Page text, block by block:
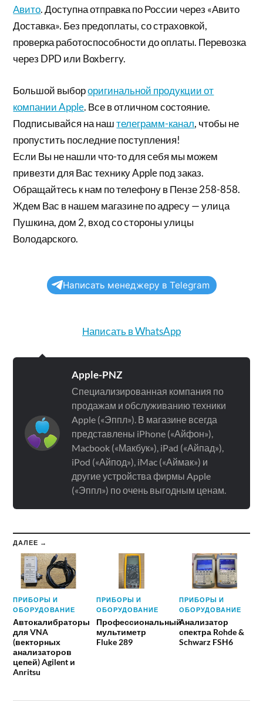
Авито. Доступна отправка по России через «Авито
Доставка». Без предоплаты, со страховкой,
проверка работоспособности до оплаты. Перевозка
через DPD или Boxberry.
Большой выбороригинальной продукции от
компании Apple. Все в отличном состояние.
Подписывайся на наштелеграмм-канал, чтобы не
пропустить последние поступления!
Если Вы не нашли что-то для себя мы можем
привезти для Вас технику Apple под заказ.
Обращайтесь к нам по телефону в Пензе 258-858.
Ждем Вас в нашем магазине по адресу — улица
Пушкина, дом 2, вход со стороны улицы
Володарского.
Написать менеджеру в Telegram
Написать в WhatsApp
Apple-PNZ
Специализированная компания по
продажам и обслуживанию техники
Apple («Эппл»). В магазине всегда
представлены iPhone («Айфон»),
Macbook («Макбук»), iPad («Айпад»),
iPod («Айпод»), iMac («Аймак») и
другие устройства фирмы Apple
(«Эппл») по очень выгодным ценам.
ДАЛЕЕ →
ПРИБОРЫ И
ОБОРУДОВАНИЕ
Автокалибраторы
для VNA
(векторных
анализаторов
цепей) Agilent и
Anritsu
ПРИБОРЫ И
ОБОРУДОВАНИЕ
Профессиональный
мультиметр
Fluke 289
ПРИБОРЫ И
ОБОРУДОВАНИЕ
Анализатор
спектра Rohde &
Schwarz FSH6